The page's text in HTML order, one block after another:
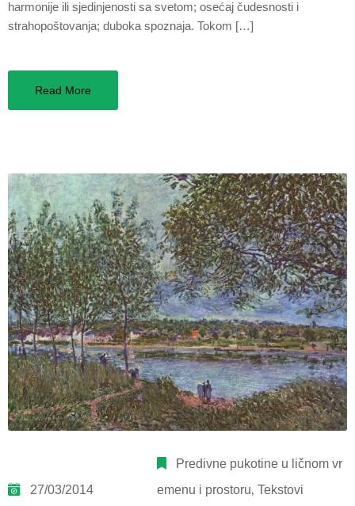
harmonije ili sjedinjenosti sa svetom; osećaj čudesnosti i
strahopoštovanja; duboka spoznaja. Tokom […]
Read More
27/03/2014
Predivne pukotine u ličnom vr
emenu i prostoru‚Tekstovi